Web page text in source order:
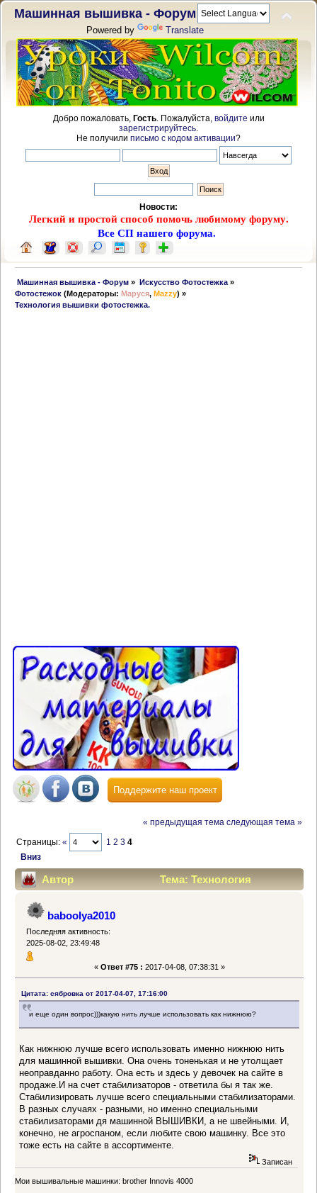
Машинная вышивка - Форум
Powered by Translate
Добро пожаловать, Гость. Пожалуйста, войдите или
зарегистрируйтесь
Не получили письмо с кодом активации?
Новости:
Легкий и простой способ помочь любимому форуму.
Все СП нашего форума.
Машинная вышивка - Форум » Искусство Фотостежка»
Фотостежок (Модераторы:Маруся,Mazzy) »
Технология вышивки фотостежка.
Поддержите наш проект
« предыдущая тема следующая тема »
Страницы:« 1 2 3 4
Вниз
Автор
Тема: Технология
вышивки фотостежка. (Прочитано 106949 раз)
baboolya2010
Последняя активность:
2025-08-02, 23:49:48
« Ответ #75 : 2017-04-08, 07:38:31 »
Цитата: сябровка от 2017-04-07, 17:16:00
и еще один вопрос)))какую нить лучше использовать как нижнюю?
Как нижнюю лучше всего использовать именно нижнюю нить
для машинной вышивки. Она очень тоненькая и не утолщает
неоправданно работу. Она есть и здесь у девочек на сайте в
продаже.И на счет стабилизаторов - ответила бы я так же.
Стабилизировать лучше всего специальными стабилизаторами.
В разных случаях - разными, но именно специальными
стабилизаторами дя машинной ВЫШИВКИ, а не швейными. И,
конечно, не агроспаном, если любите свою машинку. Все это
тоже есть на сайте в ассортименте.
Записан
Мои вышивальные машинки: brother Innovis 4000